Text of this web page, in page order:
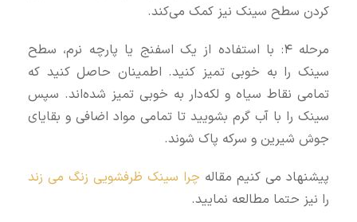
کردن سطح سینک نیز کمک می‌کند.
مرحله ۴: با استفاده از یک اسفنج یا پارچه نرم، سطح
سینک را به خوبی تمیز کنید. اطمینان حاصل کنید که
تمامی نقاط سیاه و لکه‌دار به خوبی تمیز شده‌اند. سپس
سینک را با آب گرم بشویید تا تمامی مواد اضافی و بقایای
جوش شیرین و سرکه پاک شوند.
پیشنهاد می کنیم مقاله چرا سینک ظرفشویی زنگ می‌ زند
را نیز حتما مطالعه نمایید.